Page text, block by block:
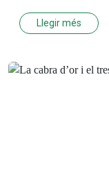
Llegir més